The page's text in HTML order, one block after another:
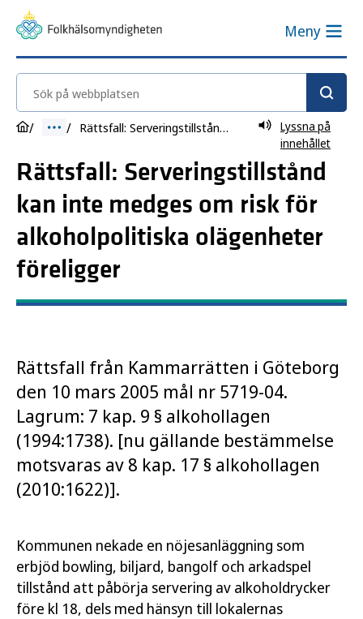
Meny
Sök på webbplatsen
Rättsfall: Serveringstillstånd kan inte medges om risk för alkoholpolitiska olägenheter föreligger
Lyssna på
innehållet
Rättsfall: Serveringstillstånd
kan inte medges om risk för
alkoholpolitiska olägenheter
föreligger
Rättsfall från Kammarrätten i Göteborg
den 10 mars 2005 mål nr 5719-04.
Lagrum: 7 kap. 9 § alkohollagen
(1994:1738). [nu gällande bestämmelse
motsvaras av 8 kap. 17 § alkohollagen
(2010:1622)].
Kommunen nekade en nöjesanläggning som
erbjöd bowling, biljard, bangolf och arkadspel
tillstånd att påbörja servering av alkoholdrycker
före kl 18, dels med hänsyn till lokalernas